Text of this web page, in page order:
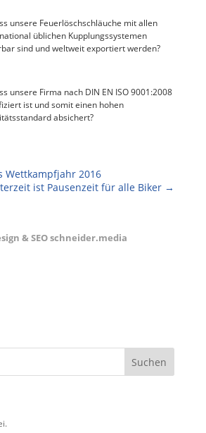
unsere Feuerlöschschläuche mit allen
üblichen Kupplungssystemen
sind und weltweit exportiert werden?
unsere Firma nach DIN EN ISO 9001:2008
ist und somit einen hohen
absichert?
Wettkampfjahr 2016
ist Pausenzeit für alle Biker →
& SEO schneider.media